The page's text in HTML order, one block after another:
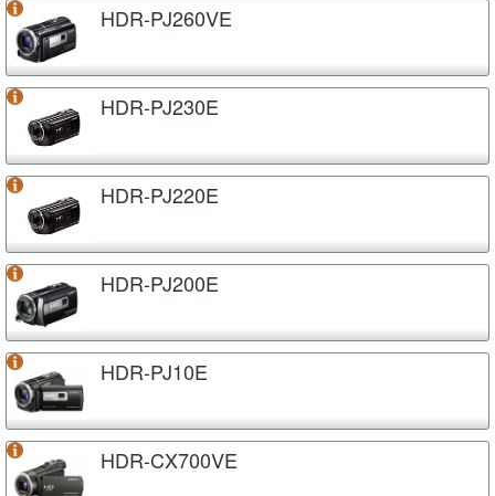
HDR-PJ260VE
HDR-PJ230E
HDR-PJ220E
HDR-PJ200E
HDR-PJ10E
HDR-CX700VE